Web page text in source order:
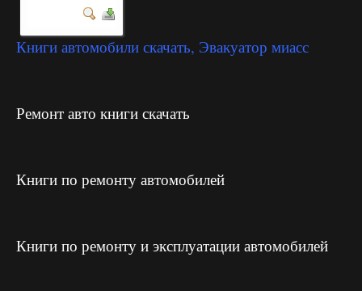
Книги автомобили скачать, Эвакуатор миасс
Ремонт авто книги скачать
Книги по ремонту автомобилей
Книги по ремонту и эксплуатации автомобилей